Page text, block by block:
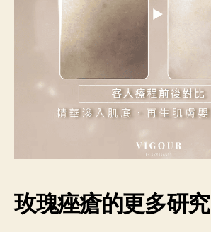
玫瑰痤瘡的更多研究